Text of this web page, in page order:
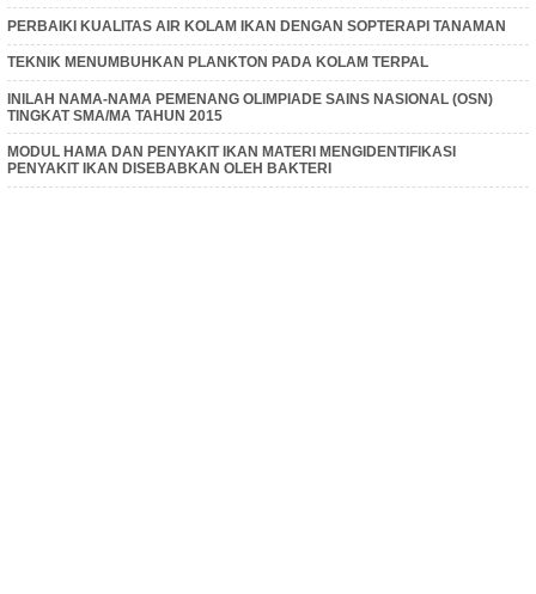
PERBAIKI KUALITAS AIR KOLAM IKAN DENGAN SOPTERAPI TANAMAN
TEKNIK MENUMBUHKAN PLANKTON PADA KOLAM TERPAL
INILAH NAMA-NAMA PEMENANG OLIMPIADE SAINS NASIONAL (OSN)
TINGKAT SMA/MA TAHUN 2015
MODUL HAMA DAN PENYAKIT IKAN MATERI MENGIDENTIFIKASI
PENYAKIT IKAN DISEBABKAN OLEH BAKTERI